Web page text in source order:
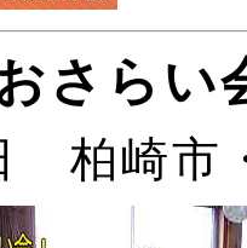
さらい
柏崎市